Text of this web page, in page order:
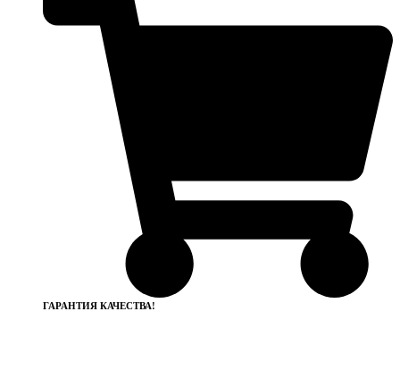
ГАРАНТИЯ КАЧЕСТВА!